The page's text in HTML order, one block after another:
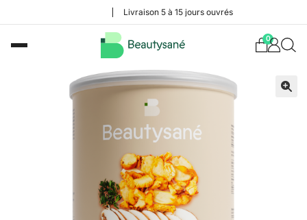
Livraison 5 à 15 jours ouvrés
0